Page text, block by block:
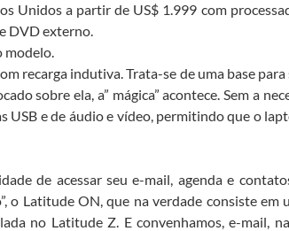
Unidos a partir de US$ 1.999 com
DVD externo.
modelo.
recarga indutiva. Trata-se de uma base
sobre ela, a” mágica” acontece. Sem a
USB e de áudio e vídeo, permitindo que o
de acessar seu e-mail, agenda e
o Latitude ON, que na verdade consiste
no Latitude Z. E convenhamos, e-mail,